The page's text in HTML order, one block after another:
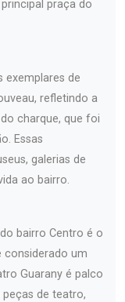
praça do
exemplares de
refletindo a
charque, que foi
Essas
galerias de
ao bairro.
bairro Centro é o
considerado um
Guarany é palco
de teatro,